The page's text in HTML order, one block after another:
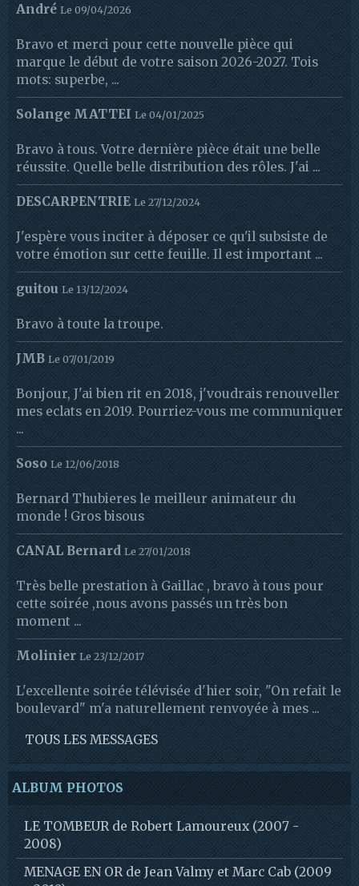
André Le 09/04/2026
Bravo et merci pour cette nouvelle pièce qui
marque le début de votre saison 2026-2027. Tois
mots: superbe, ...
Solange MATTEI Le 04/01/2025
Bravo à tous. Votre dernière pièce était une belle
réussite. Quelle belle distribution des rôles. J'ai ...
DESCARPENTRIE Le 27/12/2024
J'espère vous inciter à déposer ce qu'il subsiste de
votre émotion sur cette feuille. Il est important ...
guitou Le 13/12/2024
Bravo à toute la troupe.
JMB Le 07/01/2019
Bonjour, J'ai bien rit en 2018, j'voudrais renouveller
mes eclats en 2019. Pourriez-vous me communiquer
...
Soso Le 12/06/2018
Bernard Thubieres le meilleur animateur du
monde ! Gros bisous
CANAL Bernard Le 27/01/2018
Très belle prestation à Gaillac , bravo à tous pour
cette soirée ,nous avons passés un très bon
moment ...
Molinier Le 23/12/2017
L'excellente soirée télévisée d'hier soir, "On refait le
boulevard" m'a naturellement renvoyée à mes ...
TOUS LES MESSAGES
ALBUM PHOTOS
LE TOMBEUR de Robert Lamoureux (2007 -
2008)
MENAGE EN OR de Jean Valmy et Marc Cab (2009